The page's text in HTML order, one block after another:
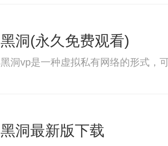
黑洞(永久免费观看)
黑洞vp是一种虚拟私有网络的形式，
黑洞最新版下载